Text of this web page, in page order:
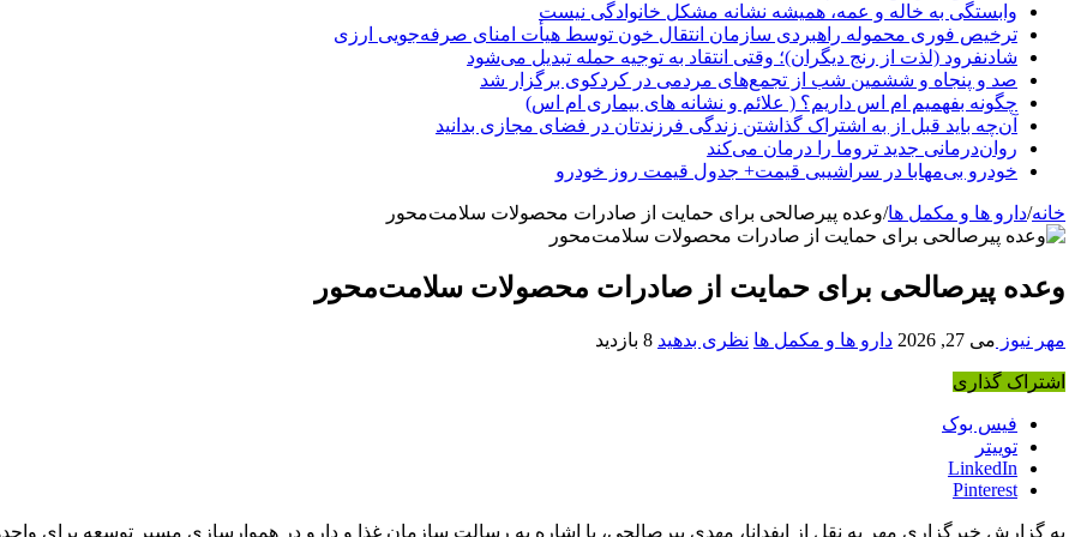
وابستگی به خاله و عمه، همیشه نشانه مشکل خانوادگی نیست
ترخیص فوری محموله راهبردی سازمان انتقال خون توسط هیأت امنای صرفه‌جویی ارزی
شادنفرود (لذت از رنج دیگران)؛ وقتی انتقاد به توجیه حمله تبدیل می‌شود
صد و پنجاه‌ و ششمین شب از تجمع‌های مردمی در کردکوی برگزار شد
چگونه بفهمیم ام اس داریم؟ ( علائم و نشانه های بیماری ام اس)
آن‌چه باید قبل از به اشتراک گذاشتن زندگی فرزندتان در فضای مجازی بدانید
روان‌درمانی جدید تروما را درمان می‌کند
خودرو بی‌مهابا در سراشیبی قیمت+ جدول قیمت روز خودرو
خانه/دارو ها و مکمل ها/وعده پیرصالحی برای حمایت از صادرات محصولات سلامت‌محور
وعده پیرصالحی برای حمایت از صادرات محصولات سلامت‌محور
مهر نیوز می 27, 2026 دارو ها و مکمل ها نظری بدهید 8 بازدید
اشتراک گذاری
فیس بوک
توییتر
LinkedIn
Pinterest
به گزارش خبرگزاری مهر به نقل از ایفدانا، مهدی پیرصالحی، با اشاره به رسالت سازمان غذا و دارو در هموارسازی مسیر توسعه برای